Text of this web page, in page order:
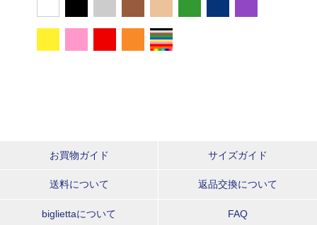
お買物ガイド サイズガイド
送料について 返品交換について
bigliettaについて FAQ